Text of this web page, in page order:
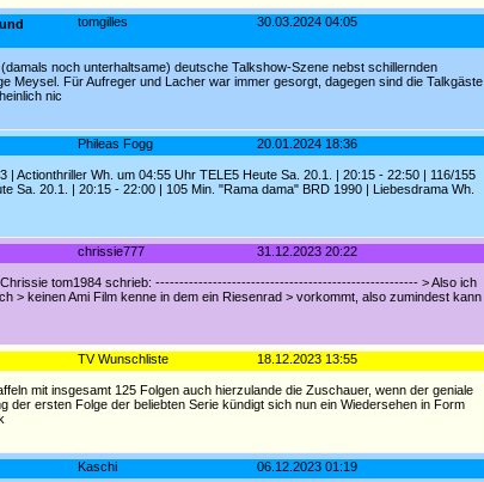
30.03.2024 04:05
tomgilles
noch unterhaltsame) deutsche Talkshow-Szene nebst schillernden
Meysel. Für Aufreger und Lacher war immer gesorgt, dagegen sind die Talkgäste
nic
20.01.2024 18:36
Phileas Fogg
Actionthriller Wh. um 04:55 Uhr TELE5 Heute Sa. 20.1. | 20:15 - 22:50 | 116/155
Sa. 20.1. | 20:15 - 22:00 | 105 Min. "Rama dama" BRD 1990 | Liebesdrama Wh.
31.12.2023 20:22
chrissie777
Chrissie tom1984 schrieb: ------------------------------------------------------- > Also ich
> keinen Ami Film kenne in dem ein Riesenrad > vorkommt, also zumindest kann
18.12.2023 13:55
TV Wunschliste
mit insgesamt 125 Folgen auch hierzulande die Zuschauer, wenn der geniale
ersten Folge der beliebten Serie kündigt sich nun ein Wiedersehen in Form
06.12.2023 01:19
Kaschi